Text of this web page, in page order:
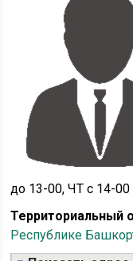
до 13-00, ЧТ с 14-
Территориальный
Республике